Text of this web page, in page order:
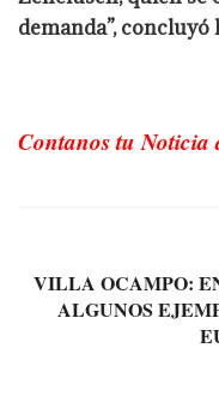
demanda”,
Contanos tu Noticia
VILLA OCAMPO:
ALGUNOS